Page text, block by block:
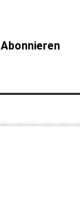
Abonnieren